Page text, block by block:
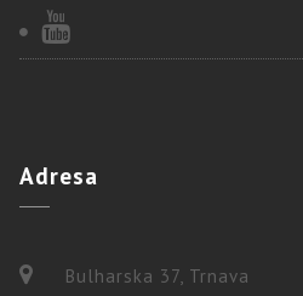
Adresa
Bulharska 37, Trnava